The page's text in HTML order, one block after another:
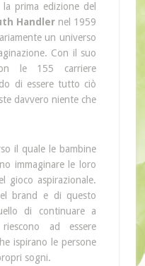
prima edizione del
Handler nel 1959
un universo
Con il suo
le 155 carriere
di essere tutto ciò
davvero niente che
il quale le bambine
immaginare le loro
gioco aspirazionale.
brand e di questo
di continuare a
ad essere
ispirano le persone
sogni.